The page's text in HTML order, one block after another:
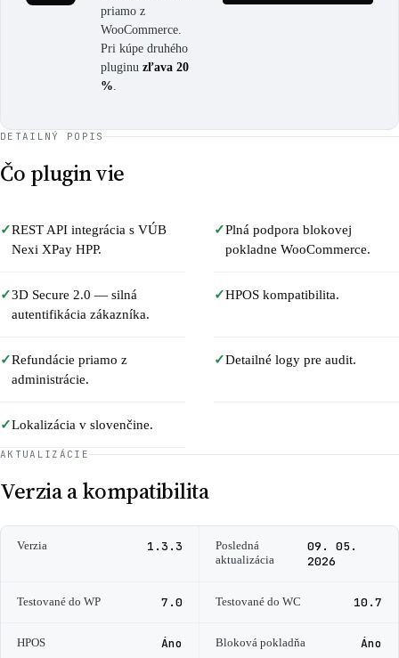
priamo z
WooCommerce.
Pri kúpe druhého
pluginu zľava 20
%.
DETAILNÝ POPIS
Čo plugin vie
✓REST API integrácia s VÚB
Nexi XPay HPP.
✓Plná podpora blokovej
pokladne WooCommerce.
✓3D Secure 2.0 — silná
autentifikácia zákazníka.
✓HPOS kompatibilita.
✓Refundácie priamo z
administrácie.
✓Detailné logy pre audit.
✓Lokalizácia v slovenčine.
AKTUALIZÁCIE
Verzia a kompatibilita
Verzia 1.3.3
Posledná
aktualizácia
09. 05.
2026
Testované do WP 7.0 Testované do WC 10.7
HPOS Áno Bloková pokladňa Áno